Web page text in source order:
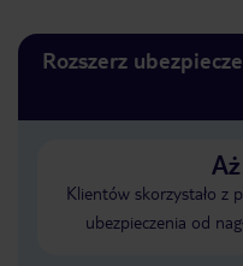
Rozszerz
Klientów skorzystało z
ubezpieczenia od